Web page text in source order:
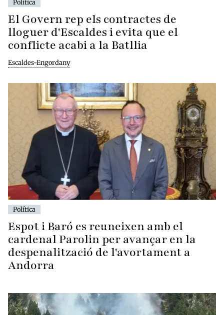
Política
El Govern rep els contractes de
lloguer d'Escaldes i evita que el
conflicte acabi a la Batllia
Escaldes-Engordany
Política
Espot i Baró es reuneixen amb el
cardenal Parolin per avançar en la
despenalització de l'avortament a
Andorra